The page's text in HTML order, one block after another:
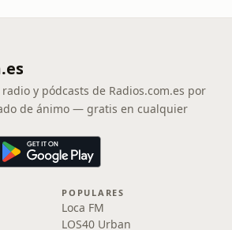
y pódcasts de Radios.com.es por
de ánimo — gratis en cualquier
POPULARES
Loca FM
LOS40 Urban